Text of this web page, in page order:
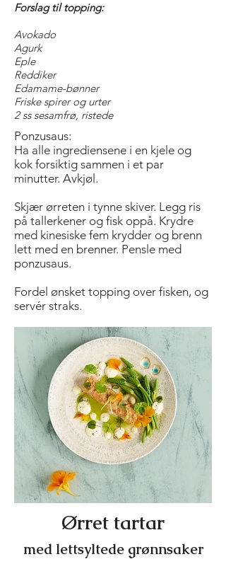
Forslag til topping:
Avokado
Agurk
Eple
Reddiker
Edamame-bønner
Friske spirer og urter
2 ss sesamfrø, ristede
Ponzusaus:
Ha alle ingrediensene i en kjele og
kok forsiktig sammen i et par
minutter. Avkjøl.
Skjær ørreten i tynne skiver. Legg ris
på tallerkener og fisk oppå. Krydre
med kinesiske fem krydder og brenn
lett med en brenner. Pensle med
ponzusaus.
Fordel ønsket topping over fisken, og
servér straks.
Ørret tartar
med lettsyltede grønnsaker